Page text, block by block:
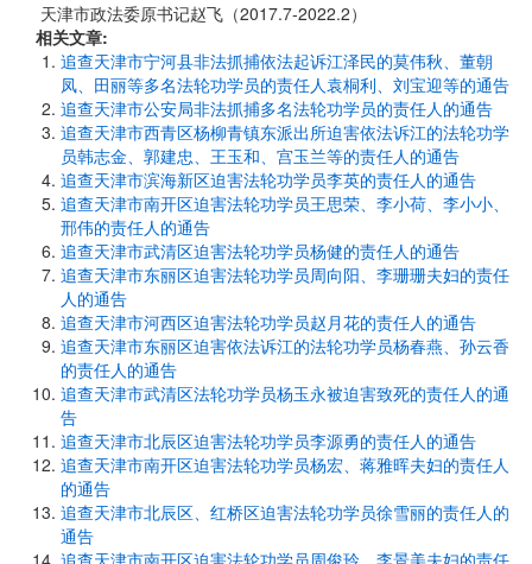
天津市政法委原书记赵飞（2017.7-2022.2）
相关文章:
追查天津市宁河县非法抓捕依法起诉江泽民的莫伟秋、董朝
凤、田丽等多名法轮功学员的责任人袁桐利、刘宝迎等的通告
追查天津市公安局非法抓捕多名法轮功学员的责任人的通告
追查天津市西青区杨柳青镇东派出所迫害依法诉江的法轮功学
员韩志金、郭建忠、王玉和、宫玉兰等的责任人的通告
追查天津市滨海新区迫害法轮功学员李英的责任人的通告
追查天津市南开区迫害法轮功学员王思荣、李小荷、李小小、
邢伟的责任人的通告
追查天津市武清区迫害法轮功学员杨健的责任人的通告
追查天津市东丽区迫害法轮功学员周向阳、李珊珊夫妇的责任
人的通告
追查天津市河西区迫害法轮功学员赵月花的责任人的通告
追查天津市东丽区迫害依法诉江的法轮功学员杨春燕、孙云香
的责任人的通告
追查天津市武清区法轮功学员杨玉永被迫害致死的责任人的通
告
追查天津市北辰区迫害法轮功学员李源勇的责任人的通告
追查天津市南开区迫害法轮功学员杨宏、蒋雅晖夫妇的责任人
的通告
追查天津市北辰区、红桥区迫害法轮功学员徐雪丽的责任人的
通告
追查天津市南开区迫害法轮功学员周俊玲、李景美夫妇的责任